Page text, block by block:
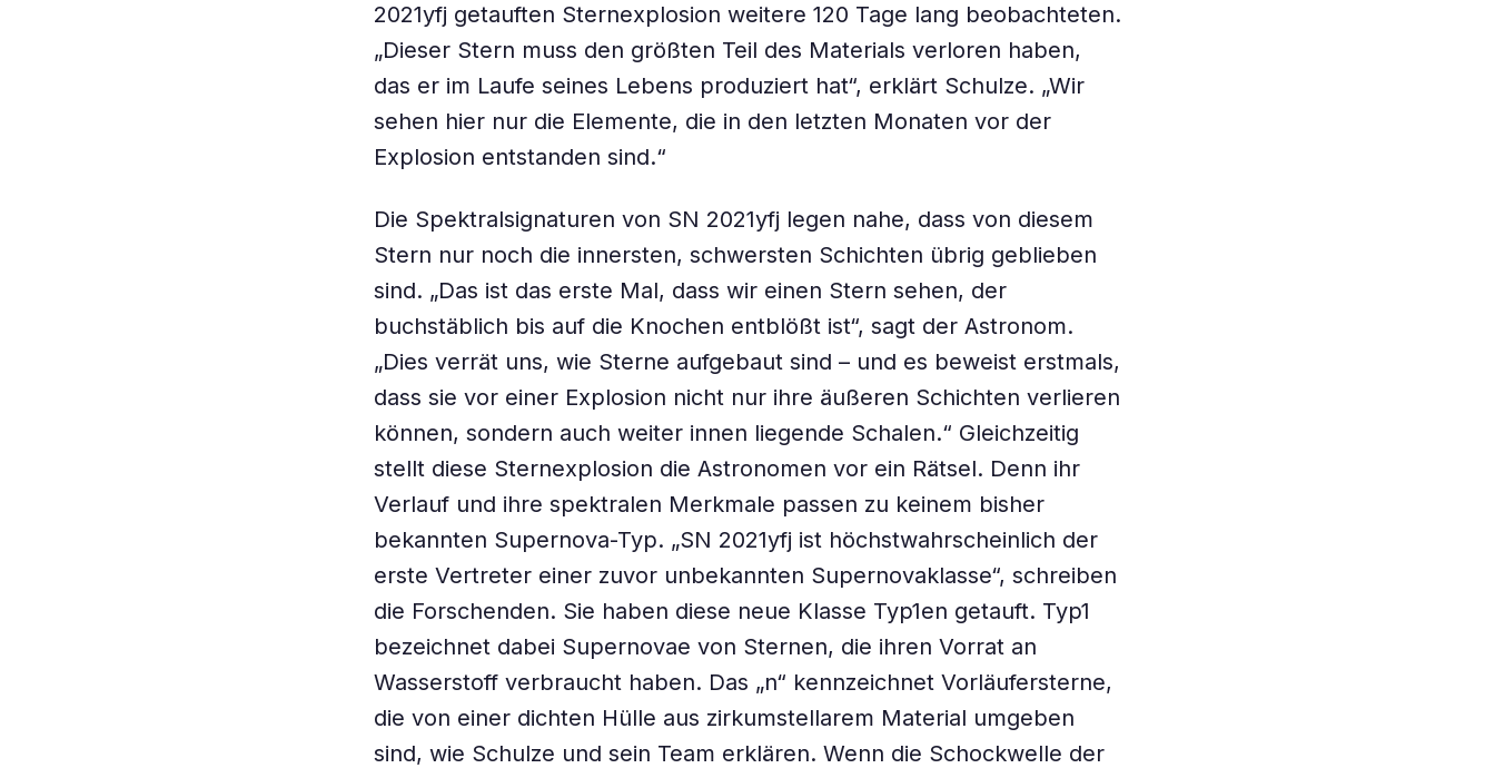
2021yfj getauften Sternexplosion weitere 120 Tage lang beobachteten.
„Dieser Stern muss den größten Teil des Materials verloren haben,
das er im Laufe seines Lebens produziert hat“, erklärt Schulze. „Wir
sehen hier nur die Elemente, die in den letzten Monaten vor der
Explosion entstanden sind.“
Die Spektralsignaturen von SN 2021yfj legen nahe, dass von diesem
Stern nur noch die innersten, schwersten Schichten übrig geblieben
sind. „Das ist das erste Mal, dass wir einen Stern sehen, der
buchstäblich bis auf die Knochen entblößt ist“, sagt der Astronom.
„Dies verrät uns, wie Sterne aufgebaut sind – und es beweist erstmals,
dass sie vor einer Explosion nicht nur ihre äußeren Schichten verlieren
können, sondern auch weiter innen liegende Schalen.“ Gleichzeitig
stellt diese Sternexplosion die Astronomen vor ein Rätsel. Denn ihr
Verlauf und ihre spektralen Merkmale passen zu keinem bisher
bekannten Supernova-Typ. „SN 2021yfj ist höchstwahrscheinlich der
erste Vertreter einer zuvor unbekannten Supernovaklasse“, schreiben
die Forschenden. Sie haben diese neue Klasse Typ1en getauft. Typ1
bezeichnet dabei Supernovae von Sternen, die ihren Vorrat an
Wasserstoff verbraucht haben. Das „n“ kennzeichnet Vorläufersterne,
die von einer dichten Hülle aus zirkumstellarem Material umgeben
sind, wie Schulze und sein Team erklären. Wenn die Schockwelle der